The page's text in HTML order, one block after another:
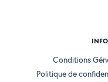
Conditions
Politique de